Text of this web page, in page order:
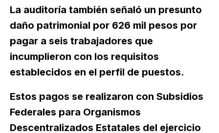
La auditoría también señaló un presunto
daño patrimonial por 626 mil pesos por
pagar a seis trabajadores que
incumplieron con los requisitos
establecidos en el perfil de puestos.
Estos pagos se realizaron con Subsidios
Federales para Organismos
Descentralizados Estatales del ejercicio